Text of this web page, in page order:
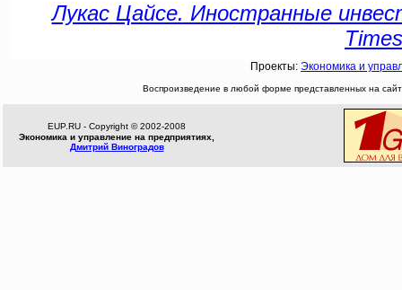
Лукас Цайсе. Иностранные
Проекты: Экономика и
Воспроизведение в любой форме представленных на
EUP.RU - Copyright © 2002-2008
Экономика и управление на предприятиях,
Дмитрий Виноградов